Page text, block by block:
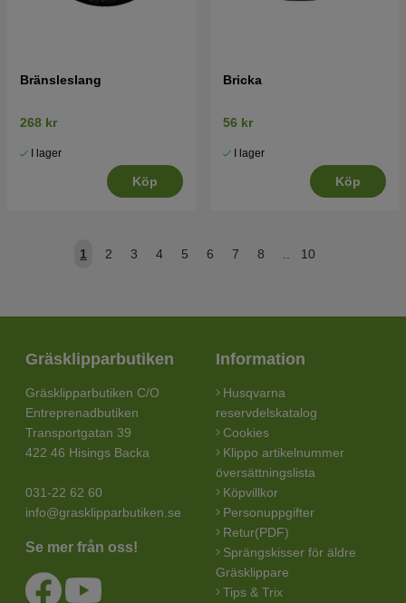
Bränsleslang
268 kr
I lager
Köp
Bricka
56 kr
I lager
Köp
1 2 3 4 5 6 7 8 10
Gräsklipparbutiken
Gräsklipparbutiken C/O
Entreprenadbutiken
Transportgatan 39
422 46 Hisings Backa
031-22 62 60
info@grasklipparbutiken.se
Se mer från oss!
Information
Husqvarna
reservdelskatalog
Cookies
Klippo artikelnummer
översättningslista
Köpvillkor
Personuppgifter
Retur(PDF)
Sprängskisser för äldre
Gräsklippare
Tips & Trix